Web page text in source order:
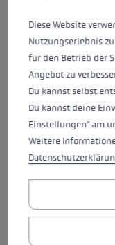
Diese Website
Nutzungserlebnis
für den Betrieb der
Angebot zu
Du kannst selbst
Du kannst deine
Einstellungen" am
Weitere